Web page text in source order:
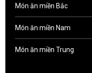
Món ăn miền Bắc
Món ăn miền Nam
Món ăn miền Trung